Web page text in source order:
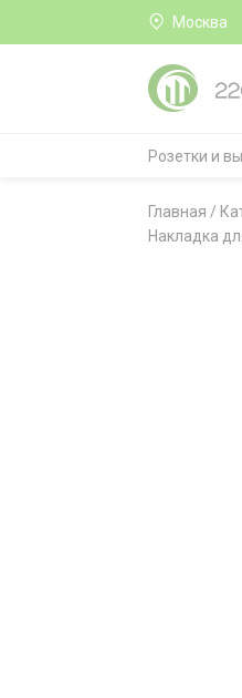
Москва
Розетки и
Главная /
Накладка